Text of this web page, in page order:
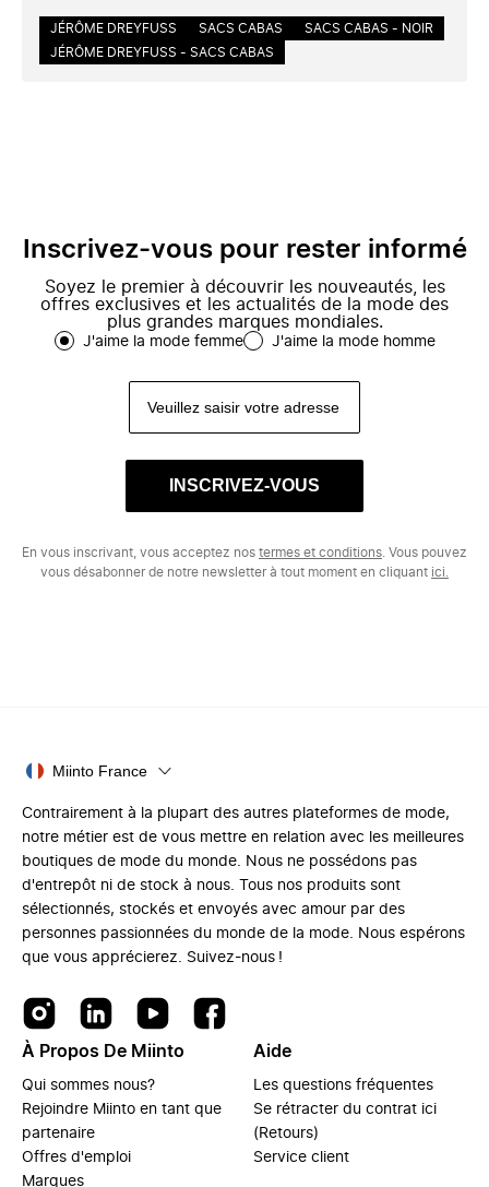
JÉRÔME DREYFUSS SACS CABAS
SACS CABAS - NOIR
JÉRÔME DREYFUSS - SACS CABAS
Inscrivez-vous pour rester informé
Soyez le premier à découvrir les nouveautés, les
offres exclusives et les actualités de la mode des
plus grandes marques mondiales.
J'aime la mode femme J'aime la mode homme
INSCRIVEZ-VOUS
En vous inscrivant, vous acceptez nos termes et conditions . Vous pouvez
vous désabonner de notre newsletter à tout moment en cliquant ici.
Miinto France
Contrairement à la plupart des autres plateformes de mode,
notre métier est de vous mettre en relation avec les meilleures
boutiques de mode du monde. Nous ne possédons pas
d'entrepôt ni de stock à nous. Tous nos produits sont
sélectionnés, stockés et envoyés avec amour par des
personnes passionnées du monde de la mode. Nous espérons
que vous apprécierez. Suivez-nous !
À Propos De Miinto
Qui sommes nous?
Rejoindre Miinto en tant que
partenaire
Offres d'emploi
Marques
Aide
Les questions fréquentes
Se rétracter du contrat ici
(Retours)
Service client